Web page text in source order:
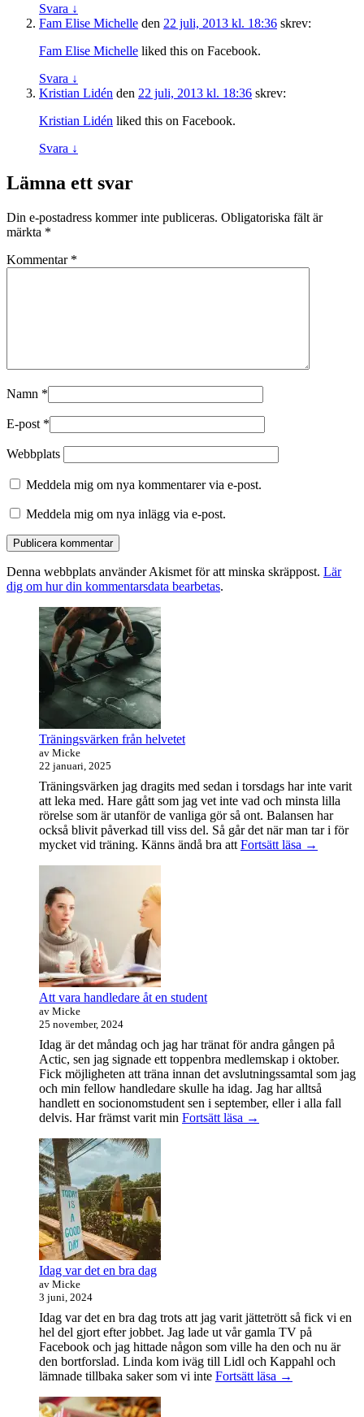
Svara ↓
Fam Elise Michelle den 22 juli, 2013 kl. 18:36 skrev:
Fam Elise Michelle liked this on Facebook.
Svara ↓
Kristian Lidén den 22 juli, 2013 kl. 18:36 skrev:
Kristian Lidén liked this on Facebook.
Svara ↓
Lämna ett svar
Din e-postadress kommer inte publiceras. Obligatoriska fält är
märkta *
Kommentar *
Namn *
E-post *
Webbplats
Meddela mig om nya kommentarer via e-post.
Meddela mig om nya inlägg via e-post.
Denna webbplats använder Akismet för att minska skräppost. Lär
dig om hur din kommentarsdata bearbetas.
Primära
sidofältet
Widget
område
Träningsvärken från helvetet
av Micke
22 januari, 2025
Träningsvärken jag dragits med sedan i torsdags har inte varit
att leka med. Hare gått som jag vet inte vad och minsta lilla
rörelse som är utanför de vanliga gör så ont. Balansen har
också blivit påverkad till viss del. Så går det när man tar i för
mycket vid träning. Känns ändå bra att Fortsätt läsa →
Att vara handledare åt en student
av Micke
25 november, 2024
Idag är det måndag och jag har tränat för andra gången på
Actic, sen jag signade ett toppenbra medlemskap i oktober.
Fick möjligheten att träna innan det avslutningssamtal som jag
och min fellow handledare skulle ha idag. Jag har alltså
handlett en socionomstudent sen i september, eller i alla fall
delvis. Har främst varit min Fortsätt läsa Att
→
Idag var det en bra dag
av Micke
3 juni, 2024
Idag var det en bra dag trots att jag varit jättetrött så fick vi en
hel del gjort efter jobbet. Jag lade ut vår gamla TV på
Facebook och jag hittade någon som ville ha den och nu är
den bortforslad. Linda kom iväg till Lidl och Kappahl och
lämnade tillbaka saker som vi inte Fortsätt läsa Idag
→